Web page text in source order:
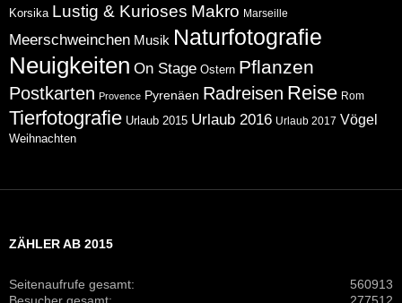
Korsika Lustig & Kurioses Makro Marseille
Meerschweinchen Musik Naturfotografie
Neuigkeiten On Stage Ostern Pflanzen
Postkarten Provence Pyrenäen Radreisen Reise Rom
Tierfotografie Urlaub 2015 Urlaub 2016 Urlaub 2017 Vögel
Weihnachten
ZÄHLER AB 2015
560913
Seitenaufrufe gesamt:
277512
Besucher gesamt: